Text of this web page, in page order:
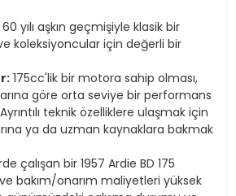
60 yılı aşkın geçmişiyle klasik bir
koleksiyoncular için değerli bir
175cc'lik bir motora sahip olması,
göre orta seviye bir performans
teknik özelliklere ulaşmak için
ya da uzman kaynaklara bakmak
çalışan bir 1957 Ardie BD 175
bakım/onarım maliyetleri yüksek